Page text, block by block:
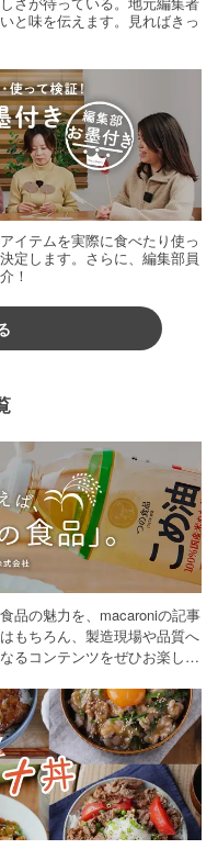
と味を伝えます。見ればきっ
イテムを実際に食べたり使っ
定します。さらに、編集部員
！
品の魅力を、macaroniの記事
もちろん、製造現場や品質へ
るコンテンツをぜひお楽しみ